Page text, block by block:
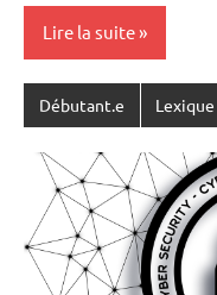
Lire la suite
Débutant.e Lexique